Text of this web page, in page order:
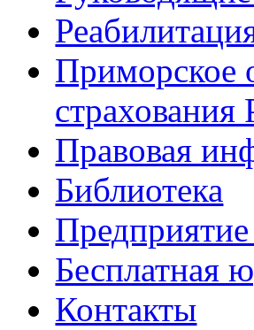
Приморское
страхования
Правовая
Библиотека
Бесплатная
Контакты